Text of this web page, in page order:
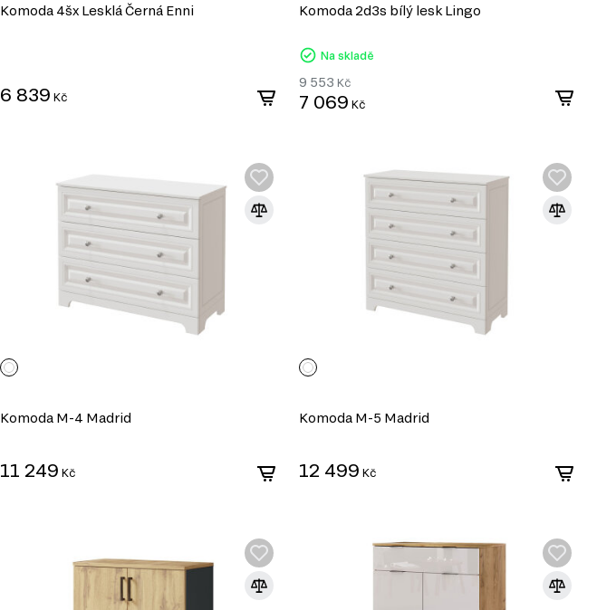
Komoda 4šx Lesklá Černá Enni
6 839 Kč
Komoda 2d3s bílý lesk Lingo
Na skladě
9 553 Kč
7 069 Kč
Komoda M-4 Madrid
11 249 Kč
Komoda M-5 Madrid
12 499 Kč